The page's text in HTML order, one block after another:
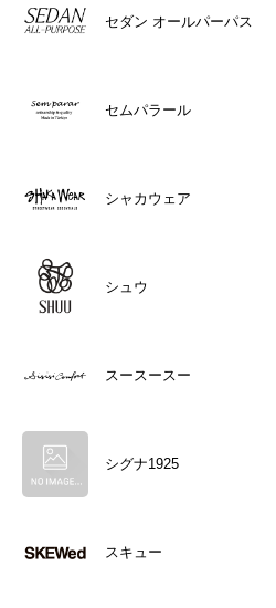
セダン オールパーパス
セムパラール
シャカウェア
シュウ
スースースー
シグナ1925
スキュー